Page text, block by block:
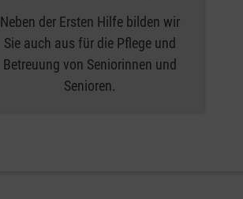
Neben der Ersten Hilfe bilden wir
Sie auch aus für die Pflege und
Betreuung von Seniorinnen und
Senioren.